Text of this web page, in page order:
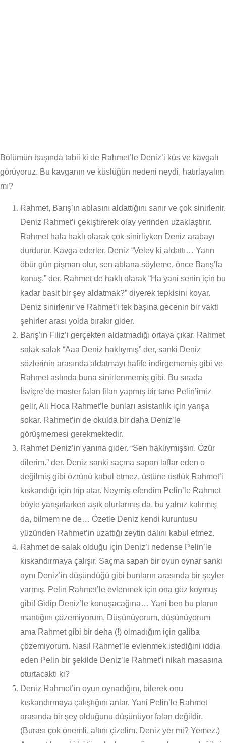
Bölümün başında tabii ki de Rahmet’le Deniz’i küs ve kavgalı
görüyoruz. Bu kavganın ve küslüğün nedeni neydi, hatırlayalım
mı?
Rahmet, Barış’ın ablasını aldattığını sanır ve çok sinirlenir.
Deniz Rahmet’i çekiştirerek olay yerinden uzaklaştırır.
Rahmet hala haklı olarak çok sinirliyken Deniz arabayı
durdurur. Kavga ederler. Deniz “Velev ki aldattı… Yarın
öbür gün pişman olur, sen ablana söyleme, önce Barış’la
konuş.” der. Rahmet de haklı olarak “Ha yani senin için bu
kadar basit bir şey aldatmak?” diyerek tepkisini koyar.
Deniz sinirlenir ve Rahmet’i tek başına gecenin bir vakti
şehirler arası yolda bırakır gider.
Barış’ın Filiz’i gerçekten aldatmadığı ortaya çıkar. Rahmet
salak salak “Aaa Deniz haklıymış” der, sanki Deniz
sözlerinin arasında aldatmayı hafife indirgememiş gibi ve
Rahmet aslında buna sinirlenmemiş gibi. Bu sırada
İsviçre’de master falan filan yapmış bir tane Pelin’imiz
gelir, Ali Hoca Rahmet’le bunları asistanlık için yarışa
sokar. Rahmet’in de okulda bir daha Deniz’le
görüşmemesi gerekmektedir.
Rahmet Deniz’in yanına gider. “Sen haklıymışsın. Özür
dilerim.” der. Deniz sanki saçma sapan laflar eden o
değilmiş gibi özrünü kabul etmez, üstüne üstlük Rahmet’i
kıskandığı için trip atar. Neymiş efendim Pelin’le Rahmet
böyle yarışırlarken aşık olurlarmış da, bu yalnız kalırmış
da, bilmem ne de… Özetle Deniz kendi kuruntusu
yüzünden Rahmet’in uzattığı zeytin dalını kabul etmez.
Rahmet de salak olduğu için Deniz’i nedense Pelin’le
kıskandırmaya çalışır. Saçma sapan bir oyun oynar sanki
aynı Deniz’in düşündüğü gibi bunların arasında bir şeyler
varmış, Pelin Rahmet’le evlenmek için ona göz koymuş
gibi! Gidip Deniz’le konuşacağına… Yani ben bu planın
mantığını çözemiyorum. Düşünüyorum, düşünüyorum
ama Rahmet gibi bir deha (!) olmadığım için galiba
çözemiyorum. Nasıl Rahmet’le evlenmek istediğini iddia
eden Pelin bir şekilde Deniz’le Rahmet’i nikah masasına
oturtacaktı ki?
Deniz Rahmet’in oyun oynadığını, bilerek onu
kıskandırmaya çalıştığını anlar. Yani Pelin’le Rahmet
arasında bir şey olduğunu düşünüyor falan değildir.
(Burası çok önemli, altını çizelim. Deniz yer mi? Yemez.)